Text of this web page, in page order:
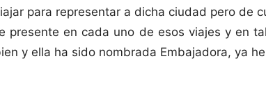
para representar a dicha ciudad pero de
presente en cada uno de esos viajes y en
y ella ha sido nombrada Embajadora, ya